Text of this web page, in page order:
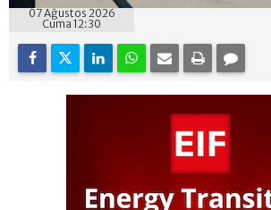
07 Ağustos 2026
Cuma 12:30